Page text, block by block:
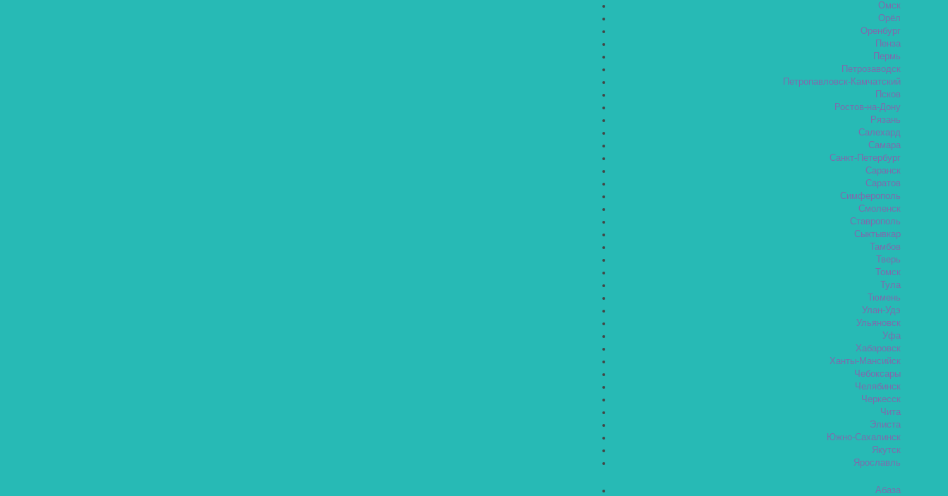
Омск
Орёл
Оренбург
Пенза
Пермь
Петрозаводск
Петропавловск-Камчатский
Псков
Ростов-на-Дону
Рязань
Салехард
Самара
Санкт-Петербург
Саранск
Саратов
Симферополь
Смоленск
Ставрополь
Сыктывкар
Тамбов
Тверь
Томск
Тула
Тюмень
Улан-Удэ
Ульяновск
Уфа
Хабаровск
Ханты-Мансийск
Чебоксары
Челябинск
Черкесск
Чита
Элиста
Южно-Сахалинск
Якутск
Ярославль
Абаза